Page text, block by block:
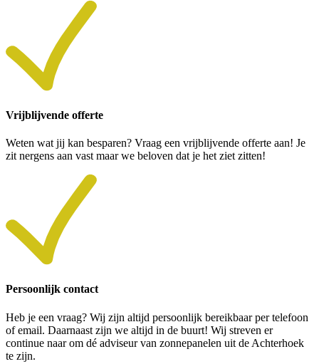
Vrijblijvende offerte
Weten wat jij kan besparen? Vraag een vrijblijvende offerte aan! Je
zit nergens aan vast maar we beloven dat je het ziet zitten!
Persoonlijk contact
Heb je een vraag? Wij zijn altijd persoonlijk bereikbaar per telefoon
of email. Daarnaast zijn we altijd in de buurt! Wij streven er
continue naar om dé adviseur van zonnepanelen uit de Achterhoek
te zijn.